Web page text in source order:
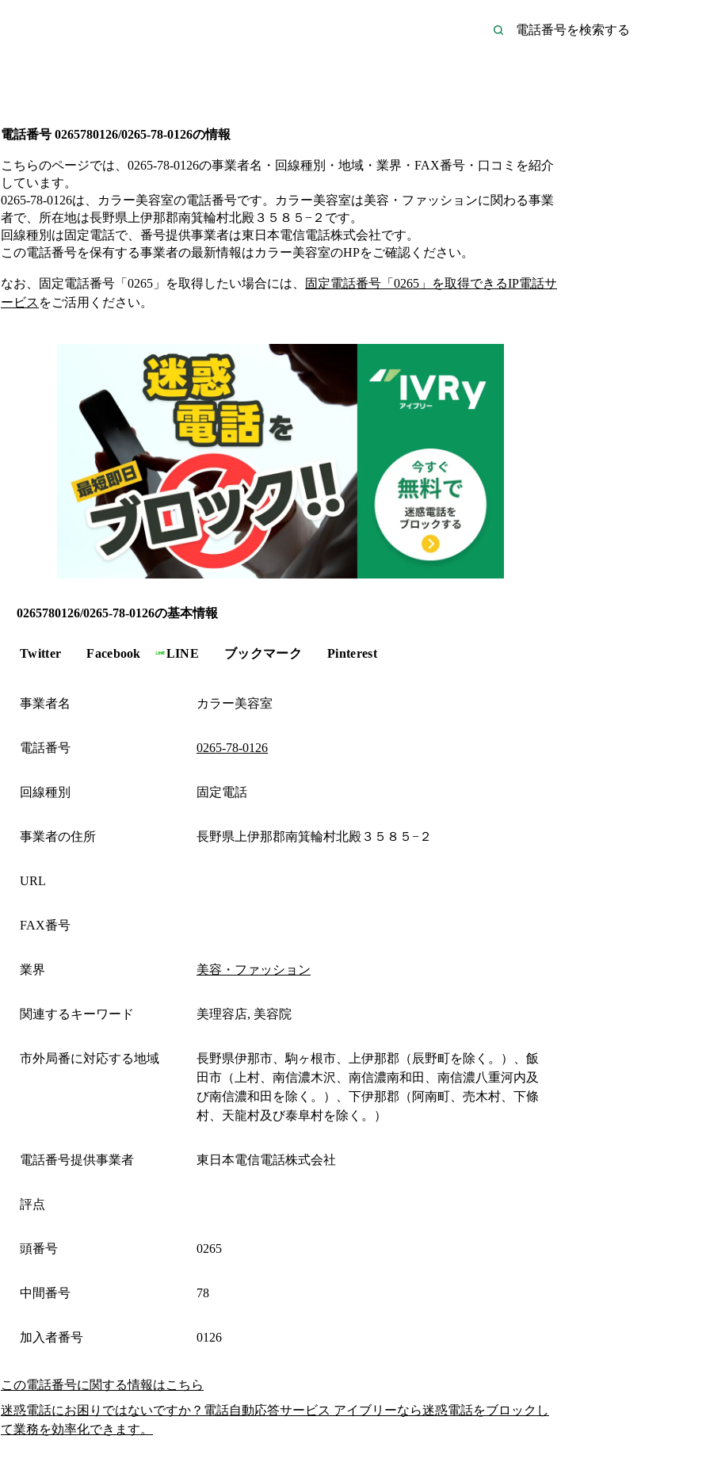
電話番号 0265780126/0265-78-0126の情報
こちらのページでは、 0265-78-0126の事業者名・回線種別・地域・業界・FAX番号・口コミを紹介
しています。
0265-78-0126は、 カラー美容室の電話番号です。 カラー美容室は美容・ファッションに関わる事業
者で、所在地は長野県上伊那郡南箕輪村北殿３５８５−２ です。
回線種別は固定電話で、番号提供事業者は東日本電信電話株式会社です。
この電話番号を保有する事業者の最新情報はカラー美容室のHPをご確認ください。
なお、固定電話番号「 0265 」を取得したい場合には、 固定電話番号「 0265 」を取得できるIP電話サ
ービス をご活用ください。
0265780126/0265-78-0126の基本情報
Twitter Facebook LINE ブックマーク Pinterest
事業者名 カラー美容室
電話番号 0265-78-0126
回線種別 固定電話
事業者の住所 長野県上伊那郡南箕輪村北殿３５８５−２
URL
FAX番号
業界 美容・ファッション
関連するキーワード 美理容店, 美容院
市外局番に対応する地域
長野県伊那市、駒ヶ根市、上伊那郡（辰野町を除く。）、飯
田市（上村、南信濃木沢、南信濃南和田、南信濃八重河内及
び南信濃和田を除く。）、下伊那郡（阿南町、売木村、下條
村、天龍村及び泰阜村を除く。）
電話番号提供事業者 東日本電信電話株式会社
評点
頭番号 0265
中間番号 78
加入者番号 0126
この電話番号に関する情報はこちら
迷惑電話にお困りではないですか？電話自動応答サービス アイブリーなら迷惑電話をブロックし
て業務を効率化できます。